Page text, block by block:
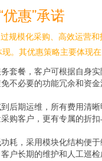
惠”承诺
规模化采购、高效运营和
。其优惠策略主要体现
套餐，客户可根据自身实
不必要的功能冗余和资金
后期运维，所有费用清晰
购客户，更有专属的折扣
耗，采用模块化结构便于
户长期的维护和人工巡检